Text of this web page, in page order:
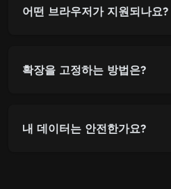
어떤 브라우저가 지원되나요?
확장을 고정하는 방법은?
내 데이터는 안전한가요?